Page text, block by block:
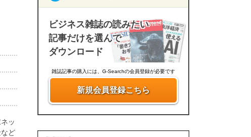
ッ
ど
ビジネス雑誌の読みたい
記事だけを選んで
ダウンロード
雑誌記事の購入には、G-Searchの会員登録が必要です
新規会員登録こちら